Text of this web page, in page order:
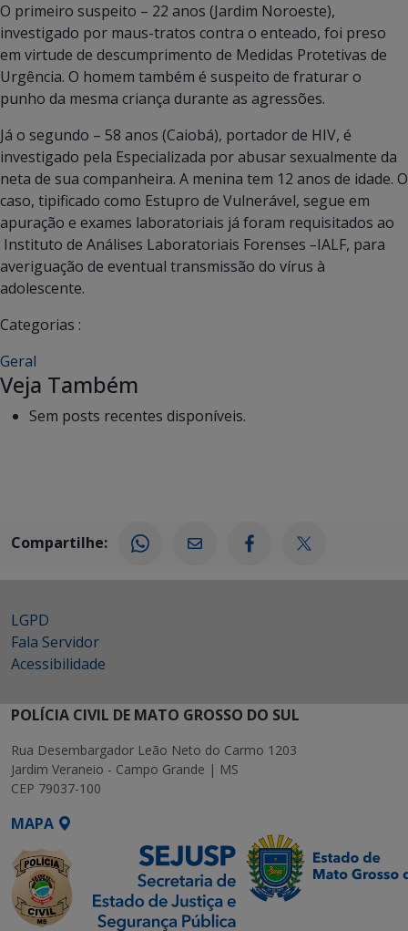
O primeiro suspeito – 22 anos (Jardim Noroeste),
investigado por maus-tratos contra o enteado, foi preso
em virtude de descumprimento de Medidas Protetivas de
Urgência. O homem também é suspeito de fraturar o
punho da mesma criança durante as agressões.
Já o segundo – 58 anos (Caiobá), portador de HIV, é
investigado pela Especializada por abusar sexualmente da
neta de sua companheira. A menina tem 12 anos de idade. O
caso, tipificado como Estupro de Vulnerável, segue em
apuração e exames laboratoriais já foram requisitados ao
Instituto de Análises Laboratoriais Forenses –IALF, para
averiguação de eventual transmissão do vírus à
adolescente.
Categorias :
Geral
Veja Também
Sem posts recentes disponíveis.
Compartilhe:
LGPD
Fala Servidor
Acessibilidade
POLÍCIA CIVIL DE MATO GROSSO DO SUL
Rua Desembargador Leão Neto do Carmo 1203
Jardim Veraneio - Campo Grande | MS
CEP 79037-100
MAPA